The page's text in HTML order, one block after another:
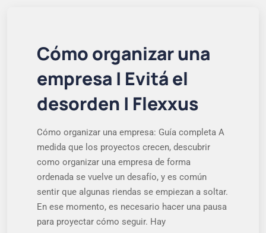
Cómo organizar una
empresa | Evitá el
desorden | Flexxus
Cómo organizar una empresa: Guía completa A
medida que los proyectos crecen, descubrir
como organizar una empresa de forma
ordenada se vuelve un desafío, y es común
sentir que algunas riendas se empiezan a soltar.
En ese momento, es necesario hacer una pausa
para proyectar cómo seguir. Hay